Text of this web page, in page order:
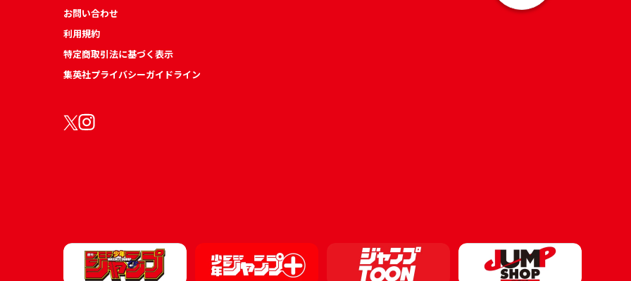
お問い合わせ
利用規約
特定商取引法に基づく表示
集英社プライバシーガイドライン